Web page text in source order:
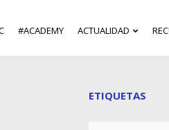
#ACADEMY ACTUALIDAD
ETIQUETAS